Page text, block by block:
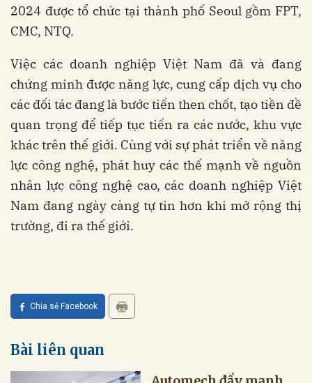
2024 được tổ chức tại thành phố Seoul gồm FPT,
CMC, NTQ.
Việc các doanh nghiệp Việt Nam đã và đang
chứng minh được năng lực, cung cấp dịch vụ cho
các đối tác đang là bước tiến then chốt, tạo tiền đề
quan trọng để tiếp tục tiến ra các nước, khu vực
khác trên thế giới. Cùng với sự phát triển về năng
lực công nghệ, phát huy các thế mạnh về nguồn
nhân lực công nghệ cao, các doanh nghiệp Việt
Nam đang ngày càng tự tin hơn khi mở rộng thị
trường, đi ra thế giới.
Chia sẻ Facebook
Bài liên quan